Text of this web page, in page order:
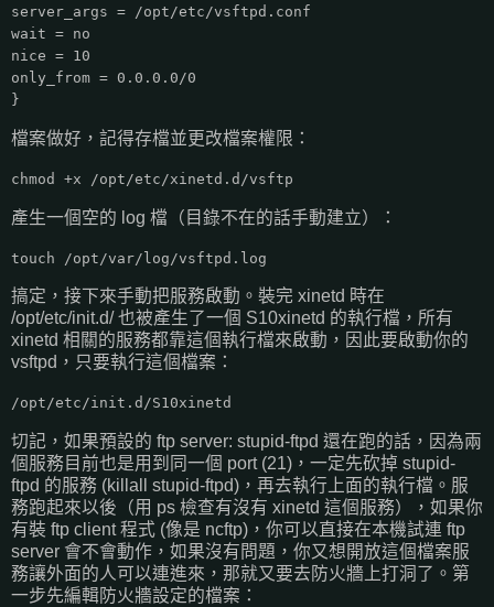
server_args = /opt/etc/vsftpd.conf
wait = no
nice = 10
only_from = 0.0.0.0/0
}
檔案做好，記得存檔並更改檔案權限：
chmod +x /opt/etc/xinetd.d/vsftp
產生一個空的 log 檔（目錄不在的話手動建立）：
touch /opt/var/log/vsftpd.log
搞定，接下來手動把服務啟動。裝完 xinetd 時在
/opt/etc/init.d/ 也被產生了一個 S10xinetd 的執行檔，所有
xinetd 相關的服務都靠這個執行檔來啟動，因此要啟動你的
vsftpd，只要執行這個檔案：
/opt/etc/init.d/S10xinetd
切記，如果預設的 ftp server: stupid-ftpd 還在跑的話，因為兩
個服務目前也是用到同一個 port (21)，一定先砍掉 stupid-
ftpd 的服務 (killall stupid-ftpd)，再去執行上面的執行檔。服
務跑起來以後（用 ps 檢查有沒有 xinetd 這個服務），如果你
有裝 ftp client 程式 (像是 ncftp)，你可以直接在本機試連 ftp
server 會不會動作，如果沒有問題，你又想開放這個檔案服
務讓外面的人可以連進來，那就又要去防火牆上打洞了。第
一步先編輯防火牆設定的檔案：